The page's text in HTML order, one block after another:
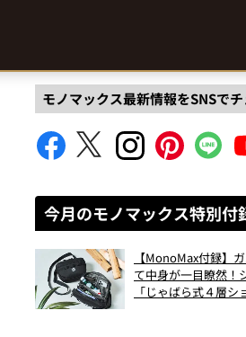
モノマックス最新情報をSNSでチ
今月のモノマックス特別付
【MonoMax付録】
て中身が一目瞭然！
「じゃばら式４層シ